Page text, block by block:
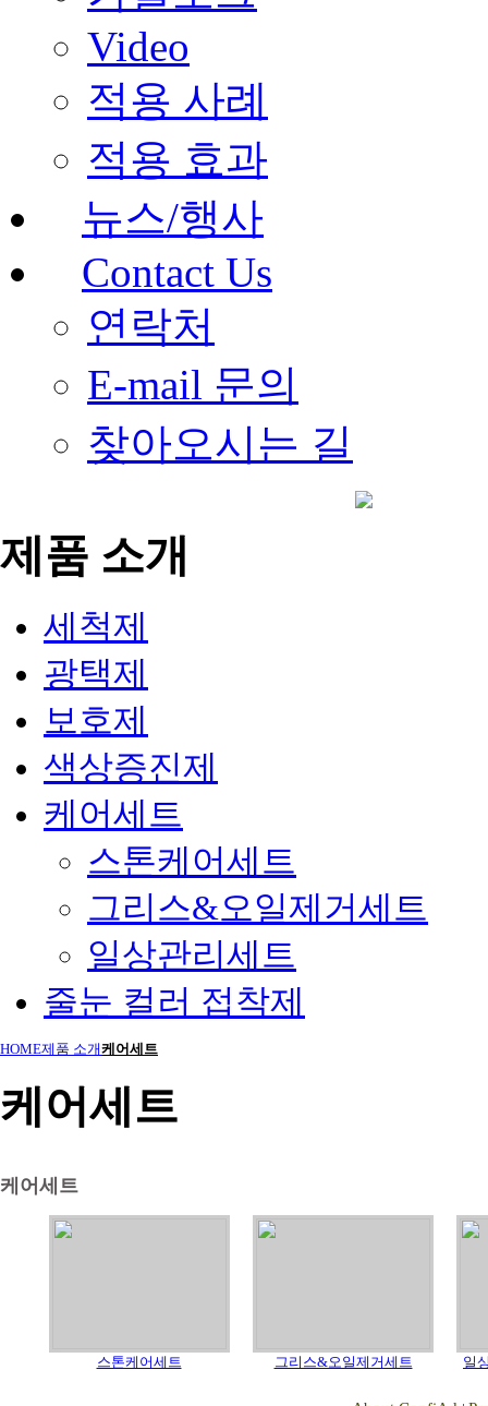
Video
적용 사례
적용 효과
뉴스/행사
Contact Us
연락처
E-mail 문의
찾아오시는 길
제품 소개
세척제
광택제
보호제
색상증진제
케어세트
스톤케어세트
그리스&오일제거세트
일상관리세트
줄눈 컬러 접착제
HOME제품 소개케어세트
케어세트
케어세트
스톤케어세트 그리스&오일제거세트 일